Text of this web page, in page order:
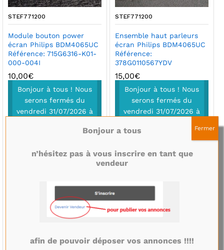
STEF771200
Module bouton power
écran Philips BDM4065UC
Référence: 715G6316-K01-
000-004I
10,00€
Bonjour à tous ! Nous
serons fermés du
vendredi 31/07/2026 à
16/08/2026 inclus
commandes passées
partir du 17/08/2026
Toutes demande par
mail aura une
réponse à partir du
STEF771200
Ensemble haut parleurs
écran Philips BDM4065UC
Référence:
378G0110567YDV
15,00€
Bonjour à tous ! Nous
serons fermés du
vendredi 31/07/2026 à
16/08/2026 inclus
commandes passées
pendant cette période
partir du 17/08/2026
Toutes demande par
mail aura une
Bonjour a tous
n’hésitez pas à vous inscrire en tant que
vendeur
afin de pouvoir déposer vos annonces !!!!
Fermer